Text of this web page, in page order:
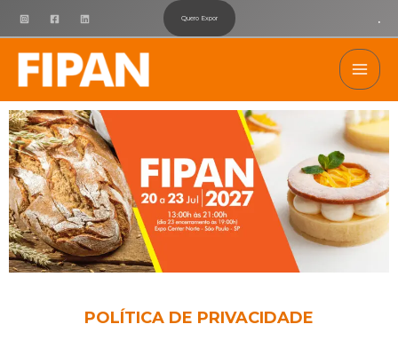
para
conteúdo
Quero Expor .
POLÍTICA DE PRIVACIDADE